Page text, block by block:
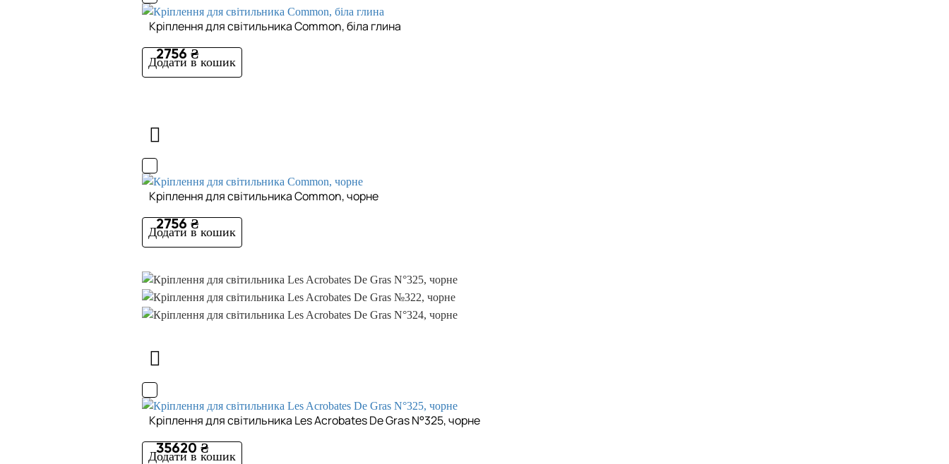
Кріплення для світильника Common, біла глина
2756 ₴
Додати в кошик
Кріплення для світильника Common, чорне
2756 ₴
Додати в кошик
Кріплення для світильника Les Acrobates De Gras N°325, чорне
35620 ₴
Додати в кошик